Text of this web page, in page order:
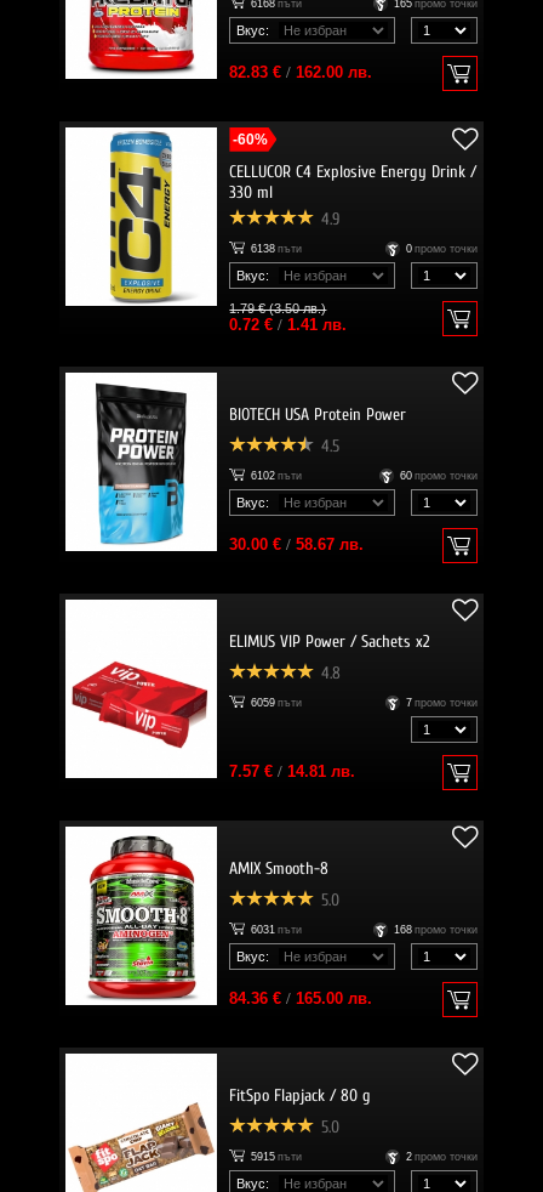
6168 пъти 165 промо точки
Вкус:
82.83 €/ 162.00 лв.
-60%
CELLUCOR C4 Explosive Energy Drink /
330 ml
4.9
6138 пъти 0 промо точки
Вкус:
1.79 € (3.50 лв.)
0.72 €/ 1.41 лв.
BIOTECH USA Protein Power
4.5
6102 пъти 60 промо точки
Вкус:
30.00 €/ 58.67 лв.
ELIMUS VIP Power / Sachets x2
4.8
6059 пъти 7 промо точки
7.57 €/ 14.81 лв.
AMIX Smooth-8
5.0
6031 пъти 168 промо точки
Вкус:
84.36 €/ 165.00 лв.
FitSpo Flapjack / 80 g
5.0
5915 пъти 2 промо точки
Вкус: